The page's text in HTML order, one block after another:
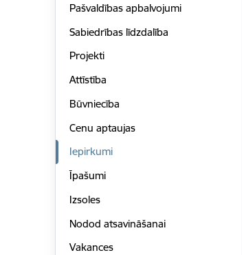
Pašvaldības apbalvojumi
Sabiedrības līdzdalība
Projekti
Attīstība
Būvniecība
Cenu aptaujas
Iepirkumi
Īpašumi
Izsoles
Nodod atsavināšanai
Vakances